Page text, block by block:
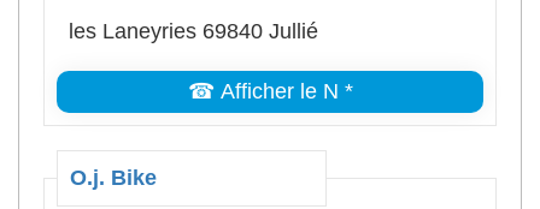
les Laneyries 69840 Jullié
☎ Afficher le N *
O.j. Bike